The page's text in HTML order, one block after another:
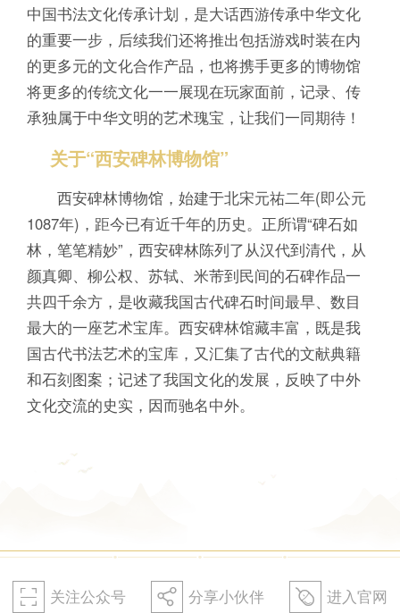
中国书法文化传承计划，是大话西游传承中华文化
的重要一步，后续我们还将推出包括游戏时装在内
的更多元的文化合作产品，也将携手更多的博物馆
将更多的传统文化一一展现在玩家面前，记录、传
承独属于中华文明的艺术瑰宝，让我们一同期待！
关于“西安碑林博物馆”
西安碑林博物馆，始建于北宋元祐二年(即公元
1087年)，距今已有近千年的历史。正所谓“碑石如
林，笔笔精妙”，西安碑林陈列了从汉代到清代，从
颜真卿、柳公权、苏轼、米芾到民间的石碑作品一
共四千余方，是收藏我国古代碑石时间最早、数目
最大的一座艺术宝库。西安碑林馆藏丰富，既是我
国古代书法艺术的宝库，又汇集了古代的文献典籍
和石刻图案；记述了我国文化的发展，反映了中外
文化交流的史实，因而驰名中外。
򰀁 关注公众号 򰀂 分享小伙伴 򰀄 进入官网